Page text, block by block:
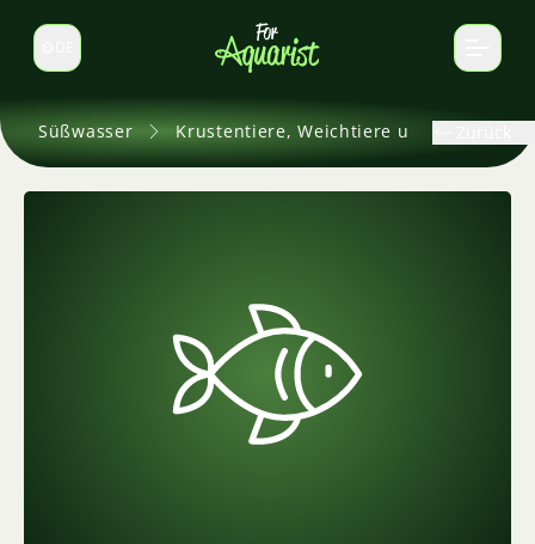
Sprache wechseln
Süßwasser Krustentiere, Weichtiere und andere